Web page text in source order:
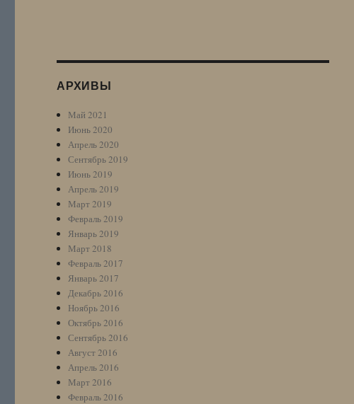
АРХИВЫ
Май 2021
Июнь 2020
Апрель 2020
Сентябрь 2019
Июнь 2019
Апрель 2019
Март 2019
Февраль 2019
Январь 2019
Март 2018
Февраль 2017
Январь 2017
Декабрь 2016
Ноябрь 2016
Октябрь 2016
Сентябрь 2016
Август 2016
Апрель 2016
Март 2016
Февраль 2016